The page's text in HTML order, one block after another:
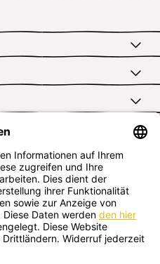
GMBH
Österreich